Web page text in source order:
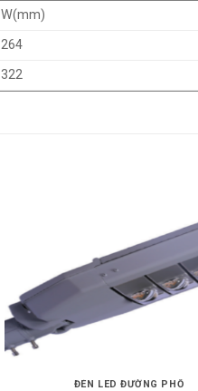
W(mm)
264
322
ĐÈN LED ĐƯỜNG PHỐ